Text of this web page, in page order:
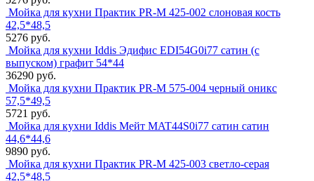
Мойка для кухни Практик PR-M 425-002 слоновая кость
42,5*48,5
5276 руб.
Мойка для кухни Iddis Эдифис EDI54G0i77 сатин (с
выпуском) графит 54*44
36290 руб.
Мойка для кухни Практик PR-M 575-004 черный оникс
57,5*49,5
5721 руб.
Мойка для кухни Iddis Мейт MAT44S0i77 сатин сатин
44,6*44,6
9890 руб.
Мойка для кухни Практик PR-M 425-003 светло-серая
42,5*48,5